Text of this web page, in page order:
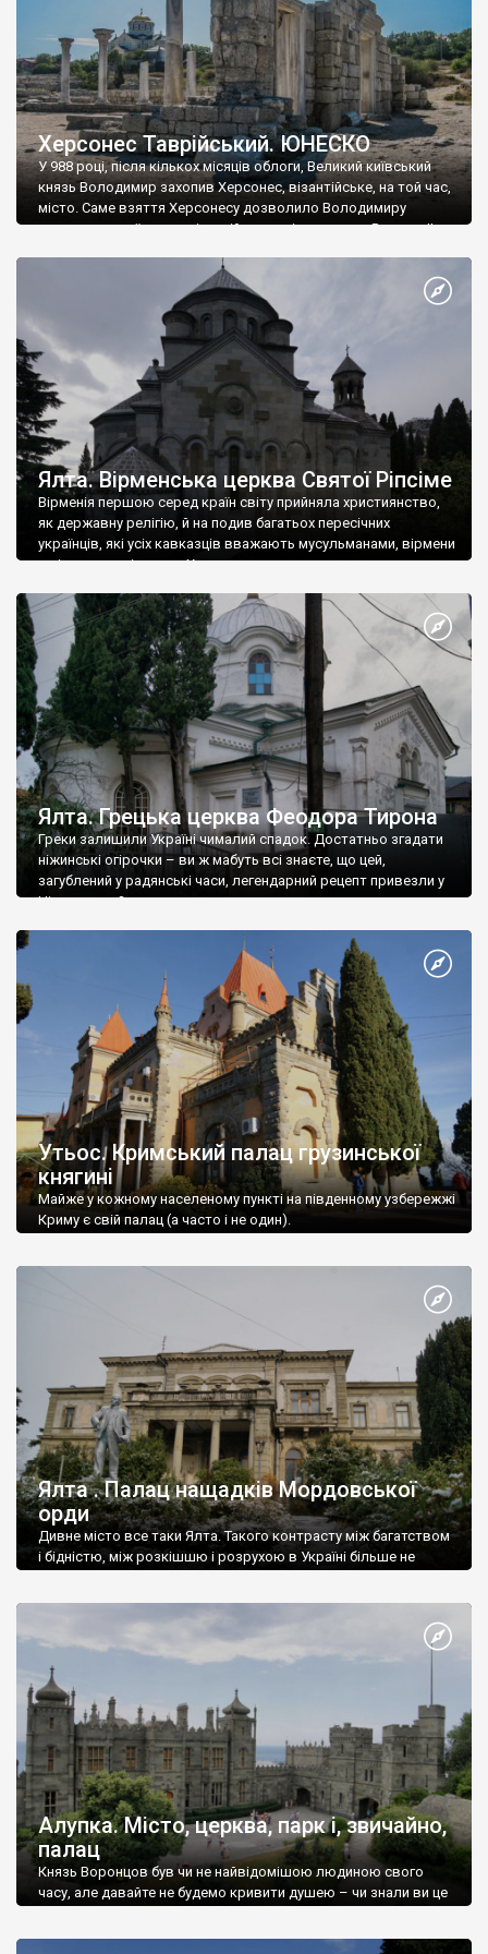
Херсонес Таврійський. ЮНЕСКО
У 988 році, після кількох місяців облоги, Великий київський
князь Володимир захопив Херсонес, візантійське, на той час,
місто. Саме взяття Херсонесу дозволило Володимиру
диктувати свої умови візантійському імператору Василю ІІ, та
Херсонесі Володимир-язичник, став Василем-християнином.
А потім було Хрещення Русі. На честь Херсонесу Таврійського
Ялта. Вірменська церква Святої Ріпсіме
Вірменія першою серед країн світу прийняла християнство,
як державну релігію, й на подив багатьох пересічних
українців, які усіх кавказців вважають мусульманами, вірмени
є відданими вірянами Христа
Ялта. Грецька церква Феодора Тирона
Греки залишили Україні чималий спадок. Достатньо згадати
ніжинські огірочки – ви ж мабуть всі знаєте, що цей,
загублений у радянські часи, легендарний рецепт привезли у
Ніжин греки?
Утьос. Кримський палац грузинської
княгині
Майже у кожному населеному пункті на південному узбережжі
Криму є свій палац (а часто і не один).
Ялта . Палац нащадків Мордовської
орди
Дивне місто все таки Ялта. Такого контрасту між багатством
і бідністю, між розкішшю і розрухою в Україні більше не
Алупка. Місто, церква, парк і, звичайно,
палац
Князь Воронцов був чи не найвідомішою людиною свого
часу, але давайте не будемо кривити душею – чи знали ви це